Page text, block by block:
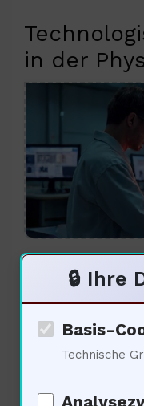
in der
Die Antwort
es uns
seltensten
🔒 Ihre
Basis-
Technische